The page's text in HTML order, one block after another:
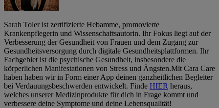
Sarah Toler ist zertifizierte Hebamme, promovierte
Krankenpflegerin und Wissenschaftsautorin. Ihr Fokus liegt auf der
Verbesserung der Gesundheit von Frauen und dem Zugang zur
Gesundheitsversorgung durch digitale Gesundheitsplattformen. Ihr
Fachgebiet ist die psychische Gesundheit, insbesondere die
körperlichen Manifestationen von Stress und Ängsten.Mit Cara Care
haben haben wir in Form einer App deinen ganzheitlichen Begleiter
bei Verdauungsbeschwerden entwickelt. Finde HIER heraus,
welches unserer Medizinprodukte für dich in Frage kommt und
verbessere deine Symptome und deine Lebensqualität!